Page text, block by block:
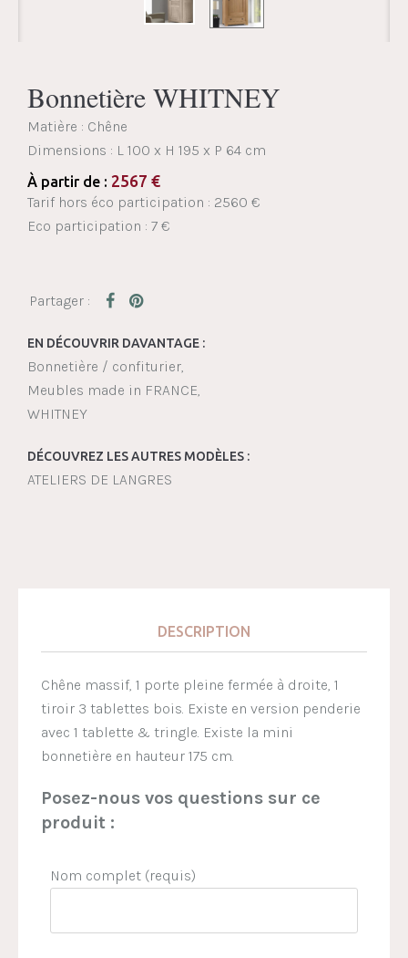
Bonnetière WHITNEY
Matière : Chêne
Dimensions : L 100 x H 195 x P 64 cm
À partir de : 2567 €
Tarif hors éco participation : 2560 €
Eco participation : 7 €
EN DÉCOUVRIR DAVANTAGE :
Bonnetière / confiturier
Meubles made in FRANCE
WHITNEY
DÉCOUVREZ LES AUTRES MODÈLES :
ATELIERS DE LANGRES
DESCRIPTION
Chêne massif, 1 porte pleine fermée à droite, 1
tiroir 3 tablettes bois. Existe en version penderie
avec 1 tablette & tringle. Existe la mini
bonnetière en hauteur 175 cm.
Posez-nous vos questions sur ce
produit :
Nom complet (requis)